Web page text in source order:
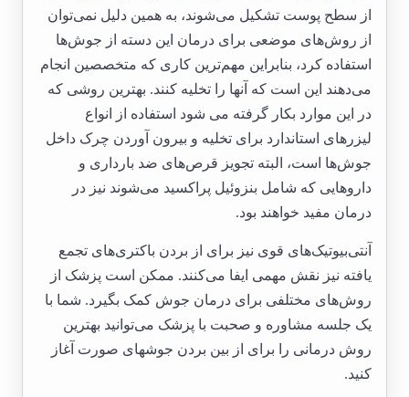
از سطح پوست تشکیل می‌شوند، به همین دلیل نمی‌توان
از روش‌های موضعی برای درمان این دسته از جوش‌ها
استفاده کرد، بنابراین مهم‌ترین کاری که متخصصین انجام
می‌دهند این است که آنها را تخلیه کنند. بهترین روشی که
در این موارد بکار گرفته می شود استفاده از انواع
لیزرهای استاندارد برای تخلیه و بیرون آوردن چرک داخل
جوش‌ها است، البته تجویز قرص‌های ضد بارداری و
داروهایی که شامل بنزوئیل پراکسید می‌شوند نیز در
درمان مفید خواهند بود.
آنتی‌بیوتیک‌های قوی نیز برای از بردن باکتری‌های تجمع
یافته نیز نقش مهمی ایفا می‌کنند. ممکن است پزشک از
روش‌های مختلفی برای درمان جوش کمک بگیرد. شما با
یک جلسه مشاوره و صحبت با پزشک می‌توانید بهترین
روش درمانی را برای از بین بردن جوشهای صورت آغاز
کنید.